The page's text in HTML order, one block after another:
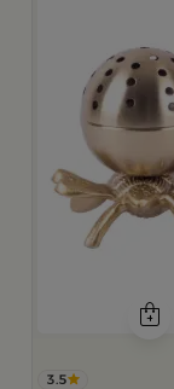
3.5